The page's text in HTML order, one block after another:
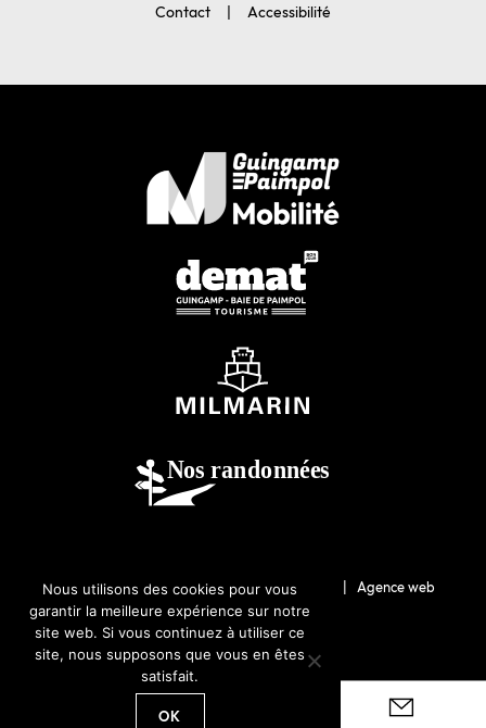
Contact
Accessibilité
© 2026-Guingamp-Paimpol Agglomération | Agence web
Lannion : Coqueliko
Nous utilisons des cookies pour vous
garantir la meilleure expérience sur notre
site web. Si vous continuez à utiliser ce
site, nous supposons que vous en êtes
satisfait.
OK